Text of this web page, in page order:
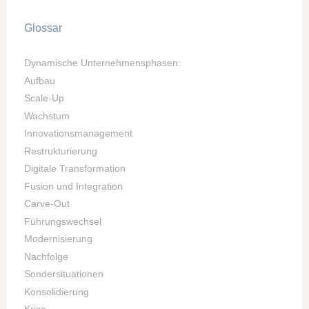
Glossar
Dynamische Unternehmensphasen:
Aufbau
Scale-Up
Wachstum
Innovationsmanagement
Restrukturierung
Digitale Transformation
Fusion und Integration
Carve-Out
Führungswechsel
Modernisierung
Nachfolge
Sondersituationen
Konsolidierung